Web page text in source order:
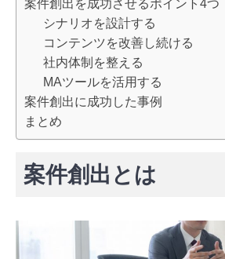
案件創出を成功させるポイント4つ
シナリオを設計する
コンテンツを改善し続ける
社内体制を整える
MAツールを活用する
案件創出に成功した事例
まとめ
案件創出とは